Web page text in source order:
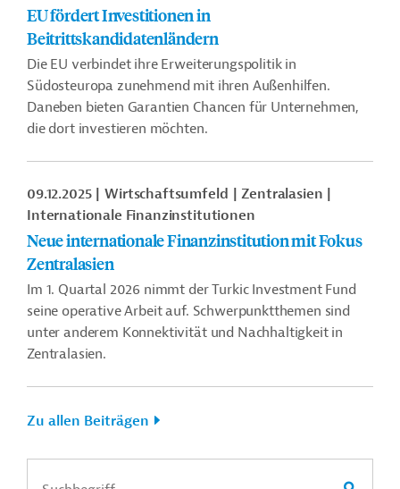
EU fördert Investitionen in
Beitrittskandidatenländern
Die EU verbindet ihre Erweiterungspolitik in
Südosteuropa zunehmend mit ihren Außenhilfen.
Daneben bieten Garantien Chancen für Unternehmen,
die dort investieren möchten.
09.12.2025 Wirtschaftsumfeld
Zentralasien
Internationale Finanzinstitutionen
Neue internationale Finanzinstitution mit Fokus
Zentralasien
Im 1. Quartal 2026 nimmt der Turkic Investment Fund
seine operative Arbeit auf. Schwerpunktthemen sind
unter anderem Konnektivität und Nachhaltigkeit in
Zentralasien.
Zu allen Beiträgen